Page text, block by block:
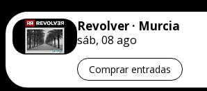
Revolver · Murcia
sáb, 08 ago
Comprar entradas